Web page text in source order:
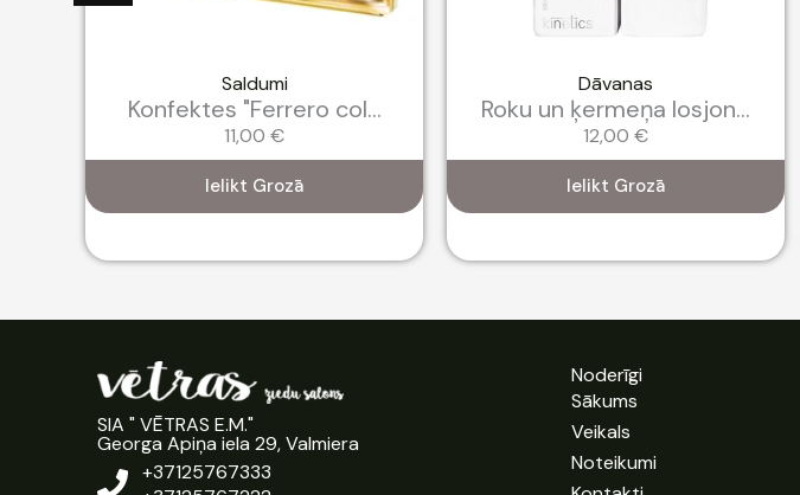
Saldumi
Konfektes "Ferrero col...
11,00 €
Ielikt Grozā
Dāvanas
Roku un ķermeņa losjon...
12,00 €
Ielikt Grozā
SIA " VĒTRAS E.M."
Georga Apiņa iela 29, Valmiera
+37125767333
Noderīgi
Sākums
Veikals
Noteikumi